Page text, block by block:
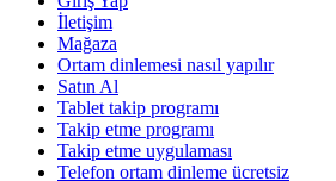
İletişim
Mağaza
Ortam dinlemesi nasıl yapılır
Satın Al
Tablet takip programı
Takip etme programı
Takip etme uygulaması
Telefon ortam dinleme ücretsiz